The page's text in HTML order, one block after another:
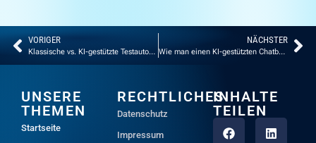
VORIGER
Klassische vs. KI-gestützte Testautomatisierung: Ein umfassender Vergleich
NÄCHSTER
Wie man einen KI-gestützten Chatbot oder Sprachassistenten entwickelt
UNSERE
THEMEN
Startseite
RECHTLICHES
Datenschutz
Impressum
INHALTE
TEILEN